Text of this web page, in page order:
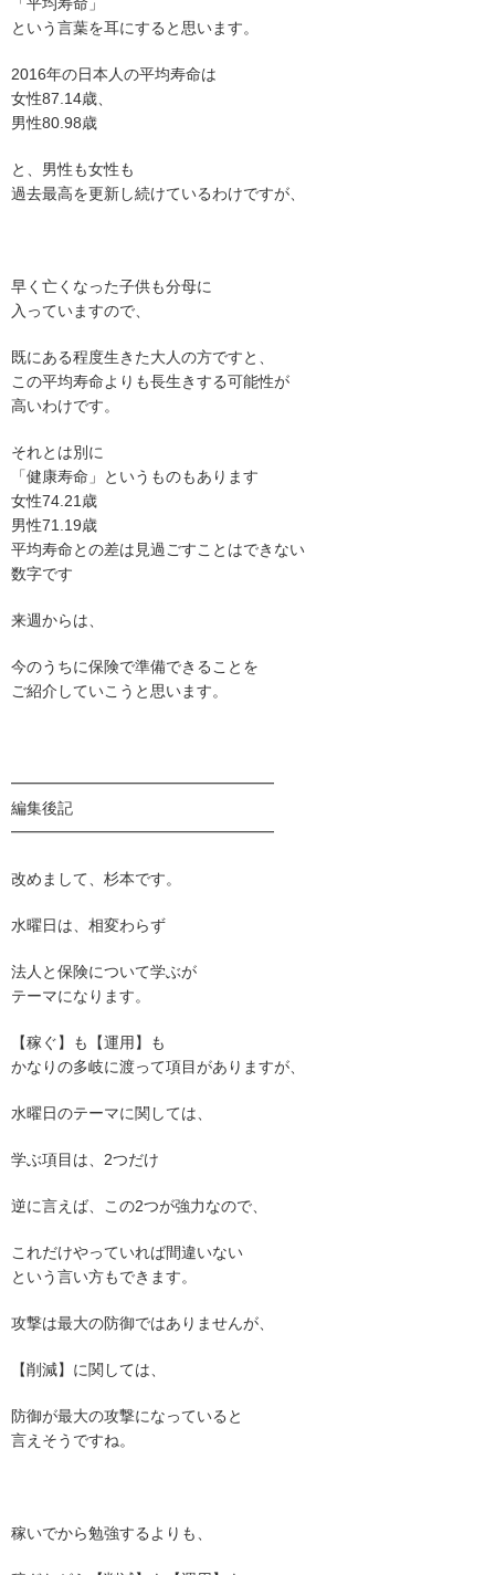
という言葉を耳にすると思います。
2016年の日本人の平均寿命は
女性87.14歳、
男性80.98歳
と、男性も女性も
過去最高を更新し続けているわけですが、
早く亡くなった子供も分母に
入っていますので、
既にある程度生きた大人の方ですと、
この平均寿命よりも長生きする可能性が
高いわけです。
それとは別に
「健康寿命」というものもあります
女性74.21歳
男性71.19歳
平均寿命との差は見過ごすことはできない
数字です
来週からは、
今のうちに保険で準備できることを
ご紹介していこうと思います。
━━━━━━━━━━━━━━━━━
編集後記
━━━━━━━━━━━━━━━━━
改めまして、杉本です。
水曜日は、相変わらず
法人と保険について学ぶが
テーマになります。
【稼ぐ】も【運用】も
かなりの多岐に渡って項目がありますが、
水曜日のテーマに関しては、
学ぶ項目は、2つだけ
逆に言えば、この2つが強力なので、
これだけやっていれば間違いない
という言い方もできます。
攻撃は最大の防御ではありませんが、
【削減】に関しては、
防御が最大の攻撃になっていると
言えそうですね。
稼いでから勉強するよりも、